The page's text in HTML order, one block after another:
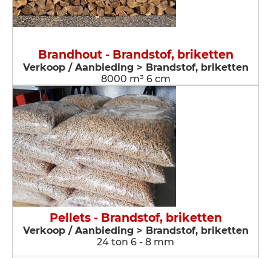
Brandhout - Brandstof, briketten
Verkoop / Aanbieding > Brandstof, briketten
8000 m³ 6 cm
Pellets - Brandstof, briketten
Verkoop / Aanbieding > Brandstof, briketten
24 ton 6 - 8 mm